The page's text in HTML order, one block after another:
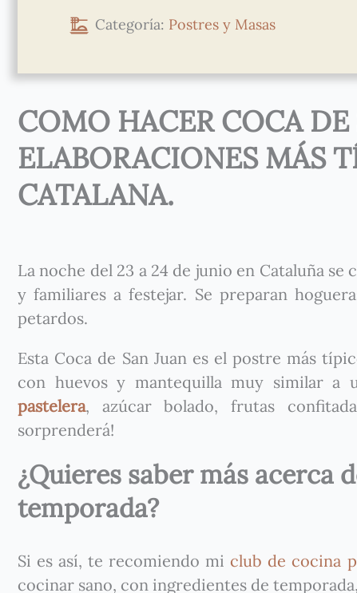
Categoría: Postres y Masas
COMO HACER COCA
ELABORACIONES MÁS
CATALANA.
La noche del 23 a 24 de junio en Cataluña se
y familiares a festejar. Se preparan
petardos.
Esta Coca de San Juan es el postre más
con huevos y mantequilla muy similar a
pastelera, azúcar bolado, frutas
sorprenderá!
¿Quieres saber más acerca
temporada?
Si es así, te recomiendo mi club de cocina
cocinar sano, con ingredientes de